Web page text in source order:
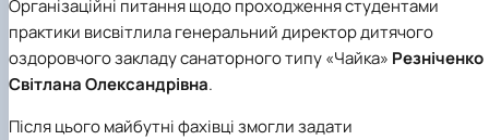
Організаційні питання щодо проходження студентами
практики висвітлила генеральний директордитячого
оздоровчого закладу санаторного типу «Чайка» Резніченко
Світлана Олександрівна.
Після цього майбутні фахівці змогли задати